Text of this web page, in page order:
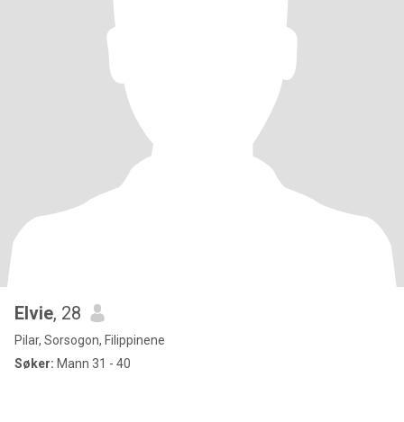
Elvie, 28
Pilar, Sorsogon, Filippinene
Søker: Mann 31 - 40